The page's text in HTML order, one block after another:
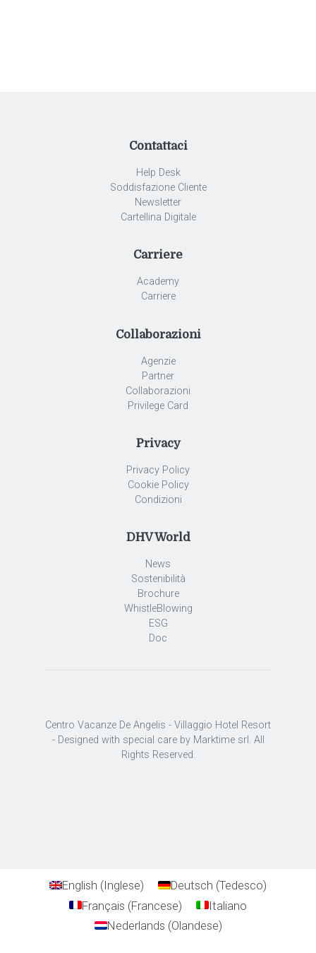
Contattaci
Help Desk
Soddisfazione Cliente
Newsletter
Cartellina Digitale
Carriere
Academy
Carriere
Collaborazioni
Agenzie
Partner
Collaborazioni
Privilege Card
Privacy
Privacy Policy
Cookie Policy
Condizioni
DHV World
News
Sostenibilità
Brochure
WhistleBlowing
ESG
Doc
Centro Vacanze De Angelis - Villaggio Hotel Resort
- Designed with special care by Marktime srl. All
Rights Reserved.
English (Inglese) Deutsch (Tedesco)
Français (Francese)
Italiano
Nederlands (Olandese)